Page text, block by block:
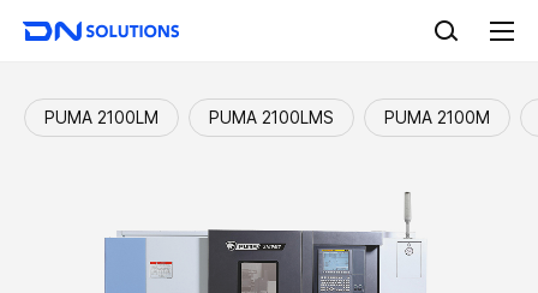
D
N
l
u
전
PUMA 2100LM
PUMA 2100LMS PUMA 2100M